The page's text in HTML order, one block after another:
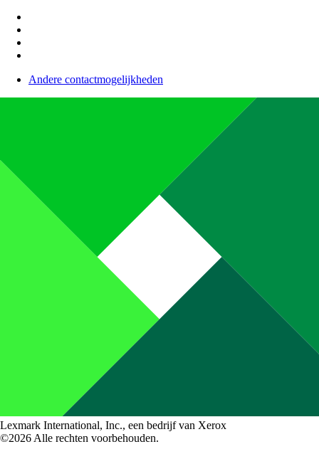
Andere contactmogelijkheden
Lexmark International, Inc., een bedrijf van Xerox
©2026 Alle rechten voorbehouden.